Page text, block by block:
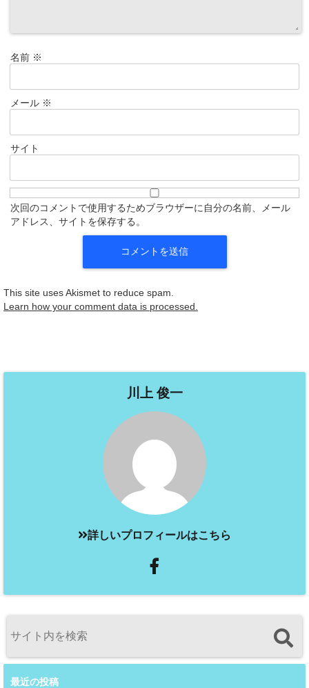
名前 ※
メール ※
サイト
次回のコメントで使用するためブラウザーに自分の名前、メール
アドレス、サイトを保存する。
This site uses Akismet to reduce spam.
Learn how your comment data is processed.
川上 俊一
詳しいプロフィールはこちら
最近の投稿